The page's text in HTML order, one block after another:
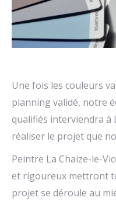
Une fois les couleurs
planning validé, notre
qualifiés interviendra à
réaliser le projet que
Peintre La Chaize-le-
et rigoureux mettront
projet se déroule au